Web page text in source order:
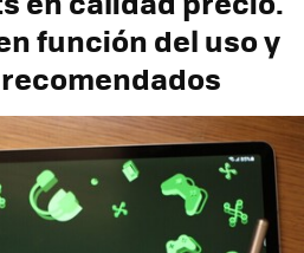
función del uso y